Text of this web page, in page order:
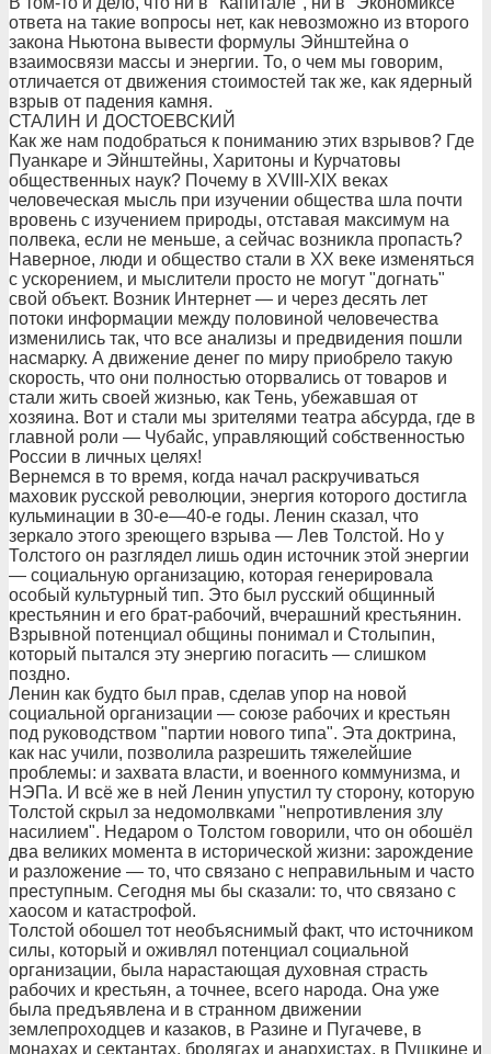
ответа на такие вопросы нет, как невозможно из второго
закона Ньютона вывести формулы Эйнштейна о
взаимосвязи массы и энергии. То, о чем мы говорим,
отличается от движения стоимостей так же, как ядерный
взрыв от падения камня.
СТАЛИН И ДОСТОЕВСКИЙ
Как же нам подобраться к пониманию этих взрывов? Где
Пуанкаре и Эйнштейны, Харитоны и Курчатовы
общественных наук? Почему в ХVIII-ХIХ веках
человеческая мысль при изучении общества шла почти
вровень с изучением природы, отставая максимум на
полвека, если не меньше, а сейчас возникла пропасть?
Наверное, люди и общество стали в ХХ веке изменяться
с ускорением, и мыслители просто не могут "догнать"
свой объект. Возник Интернет — и через десять лет
потоки информации между половиной человечества
изменились так, что все анализы и предвидения пошли
насмарку. А движение денег по миру приобрело такую
скорость, что они полностью оторвались от товаров и
стали жить своей жизнью, как Тень, убежавшая от
хозяина. Вот и стали мы зрителями театра абсурда, где в
главной роли — Чубайс, управляющий собственностью
России в личных целях!
Вернемся в то время, когда начал раскручиваться
маховик русской революции, энергия которого достигла
кульминации в 30-е—40-е годы. Ленин сказал, что
зеркало этого зреющего взрыва — Лев Толстой. Но у
Толстого он разглядел лишь один источник этой энергии
— социальную организацию, которая генерировала
особый культурный тип. Это был русский общинный
крестьянин и его брат-рабочий, вчерашний крестьянин.
Взрывной потенциал общины понимал и Столыпин,
который пытался эту энергию погасить — слишком
поздно.
Ленин как будто был прав, сделав упор на новой
социальной организации — союзе рабочих и крестьян
под руководством "партии нового типа". Эта доктрина,
как нас учили, позволила разрешить тяжелейшие
проблемы: и захвата власти, и военного коммунизма, и
НЭПа. И всё же в ней Ленин упустил ту сторону, которую
Толстой скрыл за недомолвками "непротивления злу
насилием". Недаром о Толстом говорили, что он обошёл
два великих момента в исторической жизни: зарождение
и разложение — то, что связано с неправильным и часто
преступным. Сегодня мы бы сказали: то, что связано с
хаосом и катастрофой.
Толстой обошел тот необъяснимый факт, что источником
силы, который и оживлял потенциал социальной
организации, была нарастающая духовная страсть
рабочих и крестьян, а точнее, всего народа. Она уже
была предъявлена и в странном движении
землепроходцев и казаков, в Разине и Пугачеве, в
монахах и сектантах, бродягах и анархистах, в Пушкине и